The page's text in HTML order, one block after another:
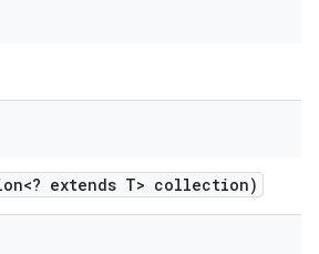
extends T> collection)